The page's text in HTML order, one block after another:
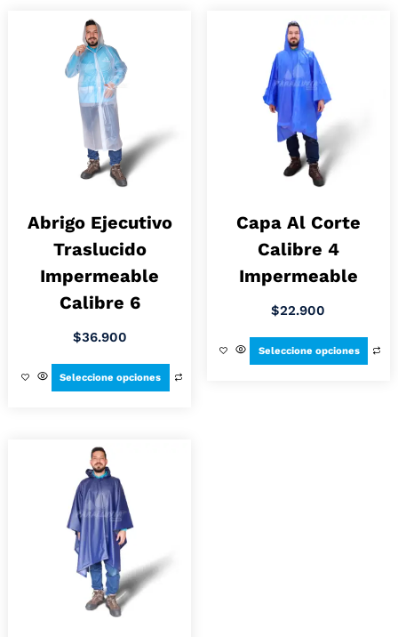
Abrigo Ejecutivo
Traslucido
Impermeable
Calibre 6
$36.900
Seleccione opciones
Capa Al Corte
Calibre 4
Impermeable
$22.900
Seleccione opciones